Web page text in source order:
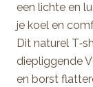
een lichte en
je koel en
Dit naturel
diepliggende
en borst